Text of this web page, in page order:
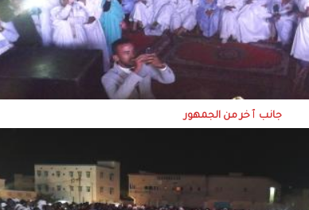
جانب ٱخر من الجمهور